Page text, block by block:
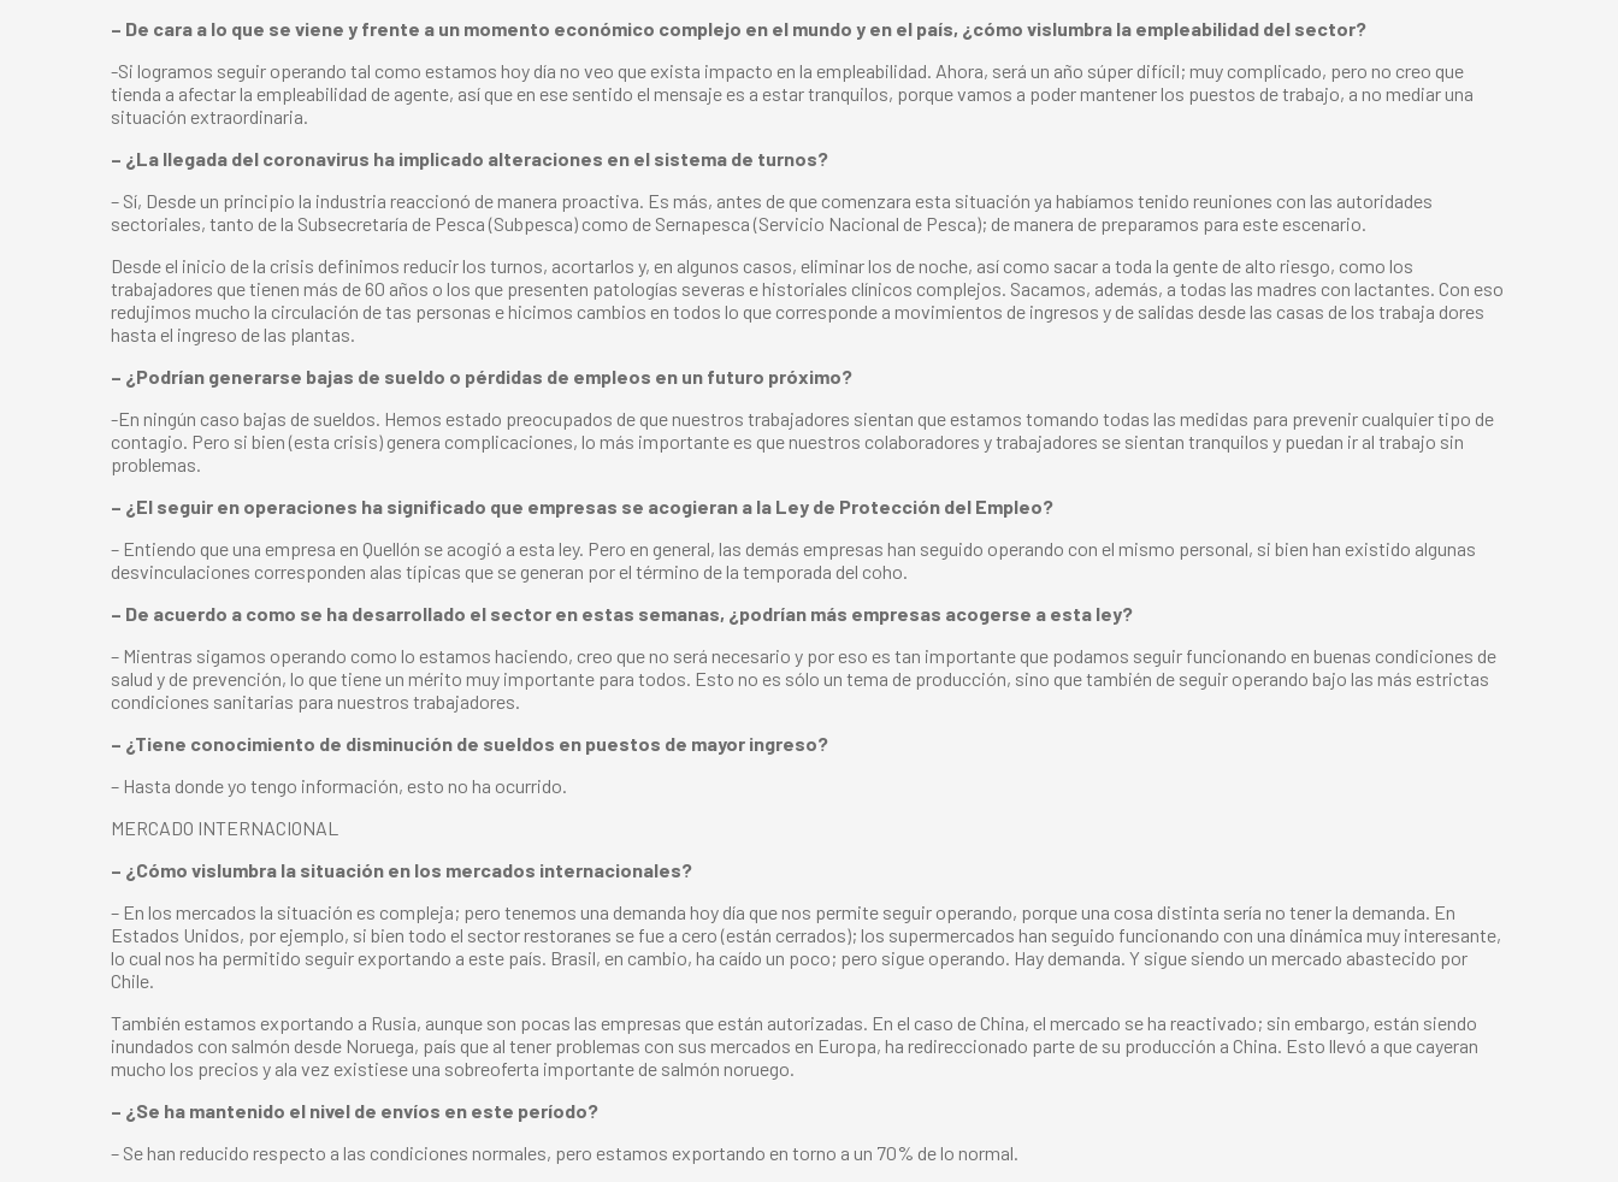
– De cara a lo que se viene y frente a un momento económico complejo en el mundo y en el país, ¿cómo vislumbra la empleabilidad del sector?
-Si logramos seguir operando tal como estamos hoy día no veo que exista impacto en la empleabilidad. Ahora, será un año súper difícil; muy complicado, pero no creo que
tienda a afectar la empleabilidad de agente, así que en ese sentido el mensaje es a estar tranquilos, porque vamos a poder mantener los puestos de trabajo, a no mediar una
situación extraordinaria.
– ¿La llegada del coronavirus ha implicado alteraciones en el sistema de turnos?
– Sí, Desde un principio la industria reaccionó de manera proactiva. Es más, antes de que comenzara esta situación ya habíamos tenido reuniones con las autoridades
sectoriales, tanto de la Subsecretaría de Pesca (Subpesca) como de Sernapesca (Servicio Nacional de Pesca); de manera de preparamos para este escenario.
Desde el inicio de la crisis definimos reducir los turnos, acortarlos y, en algunos casos, eliminar los de noche, así como sacar a toda la gente de alto riesgo, como los
trabajadores que tienen más de 60 años o los que presenten patologías severas e historiales clínicos complejos. Sacamos, además, a todas las madres con lactantes. Con eso
redujimos mucho la circulación de tas personas e hicimos cambios en todos lo que corresponde a movimientos de ingresos y de salidas desde las casas de los trabaja dores
hasta el ingreso de las plantas.
– ¿Podrían generarse bajas de sueldo o pérdidas de empleos en un futuro próximo?
-En ningún caso bajas de sueldos. Hemos estado preocupados de que nuestros trabajadores sientan que estamos tomando todas las medidas para prevenir cualquier tipo de
contagio. Pero si bien (esta crisis) genera complicaciones, lo más importante es que nuestros colaboradores y trabajadores se sientan tranquilos y puedan ir al trabajo sin
problemas.
– ¿El seguir en operaciones ha significado que empresas se acogieran a la Ley de Protección del Empleo?
– Entiendo que una empresa en Quellón se acogió a esta ley. Pero en general, las demás empresas han seguido operando con el mismo personal, si bien han existido algunas
desvinculaciones corresponden alas típicas que se generan por el término de la temporada del coho.
– De acuerdo a como se ha desarrollado el sector en estas semanas, ¿podrían más empresas acogerse a esta ley?
– Mientras sigamos operando como lo estamos haciendo, creo que no será necesario y por eso es tan importante que podamos seguir funcionando en buenas condiciones de
salud y de prevención, lo que tiene un mérito muy importante para todos. Esto no es sólo un tema de producción, sino que también de seguir operando bajo las más estrictas
condiciones sanitarias para nuestros trabajadores.
– ¿Tiene conocimiento de disminución de sueldos en puestos de mayor ingreso?
– Hasta donde yo tengo información, esto no ha ocurrido.
MERCADO INTERNACIONAL
– ¿Cómo vislumbra la situación en los mercados internacionales?
– En los mercados la situación es compleja; pero tenemos una demanda hoy día que nos permite seguir operando, porque una cosa distinta sería no tener la demanda. En
Estados Unidos, por ejemplo, si bien todo el sector restoranes se fue a cero (están cerrados); los supermercados han seguido funcionando con una dinámica muy interesante,
lo cual nos ha permitido seguir exportando a este país. Brasil, en cambio, ha caído un poco; pero sigue operando. Hay demanda. Y sigue siendo un mercado abastecido por
Chile.
También estamos exportando a Rusia, aunque son pocas las empresas que están autorizadas. En el caso de China, el mercado se ha reactivado; sin embargo, están siendo
inundados con salmón desde Noruega, país que al tener problemas con sus mercados en Europa, ha redireccionado parte de su producción a China. Esto llevó a que cayeran
mucho los precios y ala vez existiese una sobreoferta importante de salmón noruego.
– ¿Se ha mantenido el nivel de envíos en este período?
– Se han reducido respecto a las condiciones normales, pero estamos exportando en torno a un 70% de lo normal.